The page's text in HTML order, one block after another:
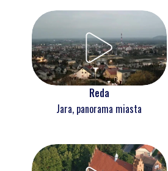
Reda
Jara, panorama miasta